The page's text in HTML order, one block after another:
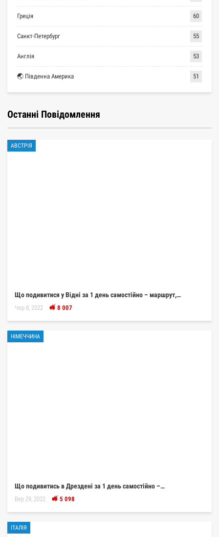
Греція 60
Санкт-Петербург 55
Англія 53
🌏 Південна Америка 51
Останні Повідомлення
АВСТРІЯ
Що подивитися у Відні за 1 день самостійно – маршрут,…
Чер 8, 2022 8 007
НІМЕЧЧИНА
Що подивитись в Дрездені за 1 день самостійно –…
Вер 29, 2022 5 098
ІТАЛІЯ